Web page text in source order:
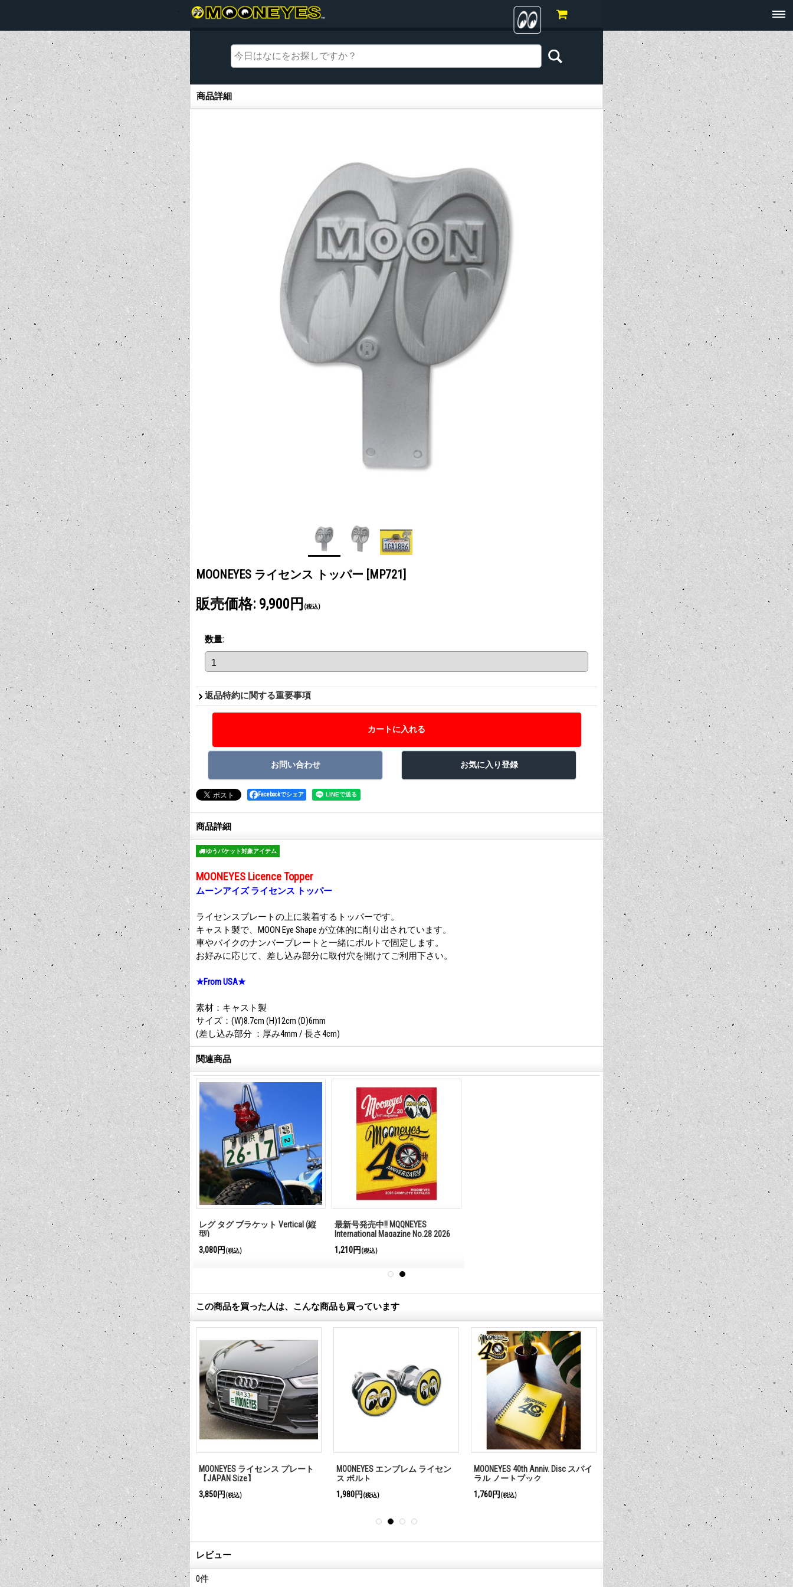
商品詳細
商品詳細
MOONEYES ライセンス トッパー [MP721]
販売価格: 9,900円 (税込)
数量:
返品特約に関する重要事項
Facebookでシェア
商品詳細
ゆうパケット対象アイテム
MOONEYES Licence Topper
ムーンアイズ ライセンス トッパー
ライセンスプレートの上に装着するトッパーです。
キャスト製で、MOON Eye Shape が立体的に削り出されています。
車やバイクのナンバープレートと一緒にボルトで固定します。
お好みに応じて、差し込み部分に取付穴を開けてご利用下さい。
★From USA★
素材：キャスト製
サイズ：(W)8.7cm (H)12cm (D)6mm
(差し込み部分 ：厚み4mm / 長さ4cm)
関連商品
ブ プラー レグ タグ ブラケット
3,080円(税込)
レグ タグ ブラケット Vertical (縦
型)
3,080円 (税込)
最新号発売中!! MQQNEYES
International Magazine No.28 2026
1,210円 (税込)
この商品を買った人は、こんな商品も買っています
ニア ライ
ーアイズ
MOONEYES Eyeball ライセンス ボ
ルト
1,980円 (税込)
MOONEYES ライセンス プレート
【JAPAN Size】
3,850円 (税込)
MOONEYES エンブレム ライセン
ス ボルト
1,980円 (税込)
MOONEYES 40th Anniv. Disc スパイ
ラル ノートブック
1,760円 (税込)
"Craft of Speed" MOONEYES フォ
トグラフィー ブック
11,000円(税込)
ス ボルト
1,980円
(税込)
レビュー
0件